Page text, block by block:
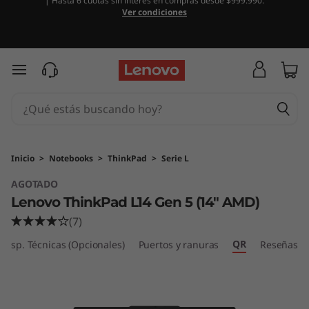
e
n
o
T
h
Ver condiciones
Ir al contenido principal
Inicio > Notebooks > ThinkPad > Serie L
AGOTADO
Lenovo ThinkPad L14 Gen 5 (14″ AMD)
(7)
Esp. Técnicas (Opcionales) Puertos y ranuras QR Reseñas